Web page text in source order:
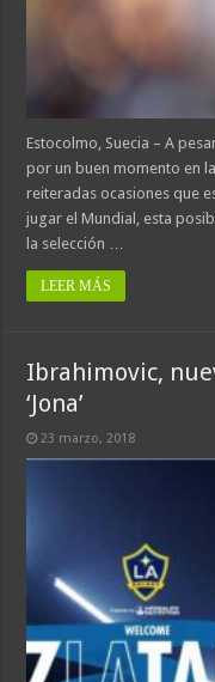
Estocolmo, Suecia – A
por un buen momento en
reiteradas ocasiones que
jugar el Mundial, esta
la selección …
LEER MÁS
Ibrahimovic,
‘Jona’
23 marzo, 2018